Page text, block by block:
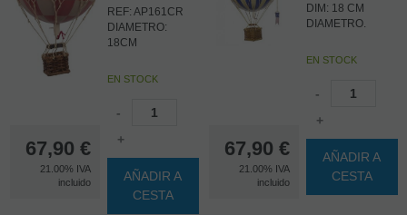
67,90 €
21.00% IVA
incluido
REF: AP161CR
DIAMETRO:
18CM
EN STOCK
-
+
AÑADIR A
CESTA
67,90 €
21.00% IVA
incluido
DIM: 18 CM
DIAMETRO.
EN STOCK
-
+
AÑADIR A
CESTA